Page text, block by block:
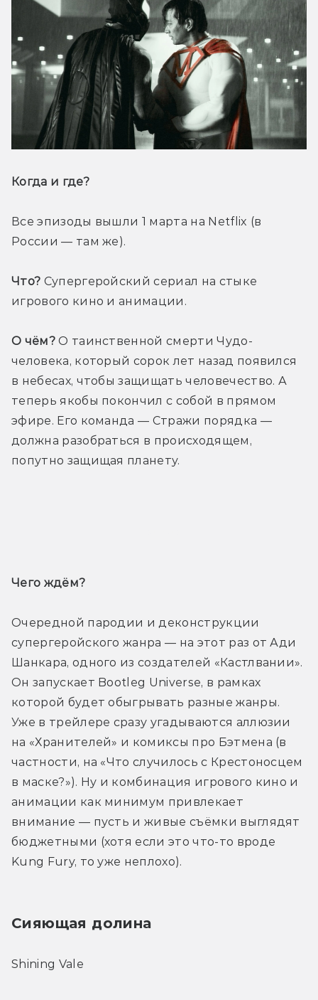
Когда и где?
Все эпизоды вышли 1 марта на Netflix (в
России — там же).
Что? Супергеройский сериал на стыке
игрового кино и анимации.
О чём? О таинственной смерти Чудо-
человека, который сорок лет назад появился
в небесах, чтобы защищать человечество. А
теперь якобы покончил с собой в прямом
эфире. Его команда — Стражи порядка —
должна разобраться в происходящем,
попутно защищая планету.
Чего ждём?
Очередной пародии и деконструкции
супергеройского жанра — на этот раз от Ади
Шанкара, одного из создателей «Кастлвании».
Он запускает Bootleg Universe, в рамках
которой будет обыгрывать разные жанры.
Уже в трейлере сразу угадываются аллюзии
на «Хранителей» и комиксы про Бэтмена (в
частности, на «Что случилось с Крестоносцем
в маске?»). Ну и комбинация игрового кино и
анимации как минимум привлекает
внимание — пусть и живые съёмки выглядят
бюджетными (хотя если это что-то вроде
Kung Fury, то уже неплохо).
Сияющая долина
Shining Vale